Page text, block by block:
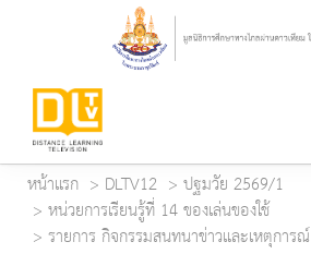
หน้าแรก DLTV12
ปฐมวัย 2569/1
หน่วยการเรียนรู้ที่ 14 ของเล่นของใช้
รายการ กิจกรรมสนทนาข่าวและเหตุการณ์